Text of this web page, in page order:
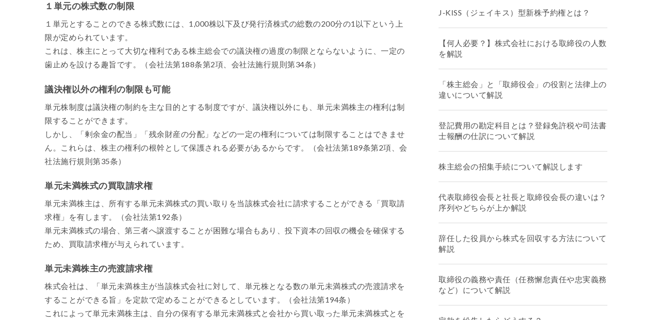
１単元の株式数の制限
１単元とすることのできる株式数には、1,000株以下及び発行済株式の総数の200分の1以下という上
限が定められています。
これは、株主にとって大切な権利である株主総会での議決権の過度の制限とならないように、一定の
歯止めを設ける趣旨です。（会社法第188条第2項、会社法施行規則第34条）
議決権以外の権利の制限も可能
単元株制度は議決権の制約を主な目的とする制度ですが、議決権以外にも、単元未満株主の権利は制
限することができます。
しかし、「剰余金の配当」「残余財産の分配」などの一定の権利については制限することはできませ
ん。これらは、株主の権利の根幹として保護される必要があるからです。（会社法第189条第2項、会
社法施行規則第35条）
単元未満株式の買取請求権
単元未満株主は、所有する単元未満株式の買い取りを当該株式会社に請求することができる「買取請
求権」を有します。（会社法第192条）
単元未満株式の場合、第三者へ譲渡することが困難な場合もあり、投下資本の回収の機会を確保する
ため、買取請求権が与えられています。
単元未満株主の売渡請求権
株式会社は、「単元未満株主が当該株式会社に対して、単元株となる数の単元未満株式の売渡請求を
することができる旨」を定款で定めることができるとしています。（会社法第194条）
これによって単元未満株主は、自分の保有する単元未満株式と会社から買い取った単元未満株式とを
J-KISS（ジェイキス）型新株予約権とは？
【何人必要？】株式会社における取締役の人数
を解説
「株主総会」と「取締役会」の役割と法律上の
違いについて解説
登記費用の勘定科目とは？登録免許税や司法書
士報酬の仕訳について解説
株主総会の招集手続について解説します
代表取締役会長と社長と取締役会長の違いは？
序列やどちらが上か解説
辞任した役員から株式を回収する方法について
解説
取締役の義務や責任（任務懈怠責任や忠実義務
など）について解説